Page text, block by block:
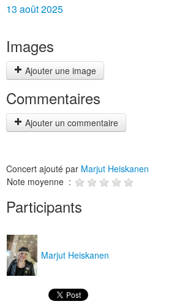
13 août 2025
Images
Ajouter une image
Commentaires
Ajouter un commentaire
Concert ajouté par Marjut Heiskanen
Note moyenne :
Participants
Marjut Heiskanen